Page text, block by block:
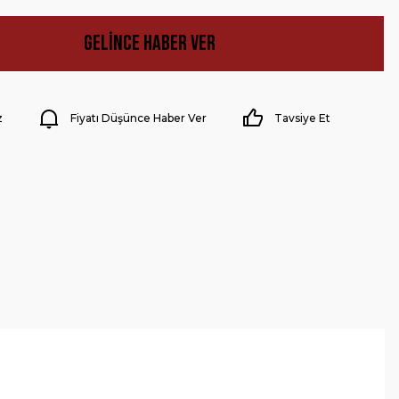
Gelince Haber Ver
Fiyatı Düşünce Haber Ver Tavsiye Et